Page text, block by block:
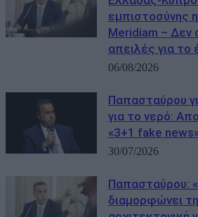
εμπιστοσύνης
Meridiam –
απειλές για το
06/08/2026
Παπασταύρου
για το νερό:
«3+1 fake
30/07/2026
Παπασταύρου:
διαμορφώνει